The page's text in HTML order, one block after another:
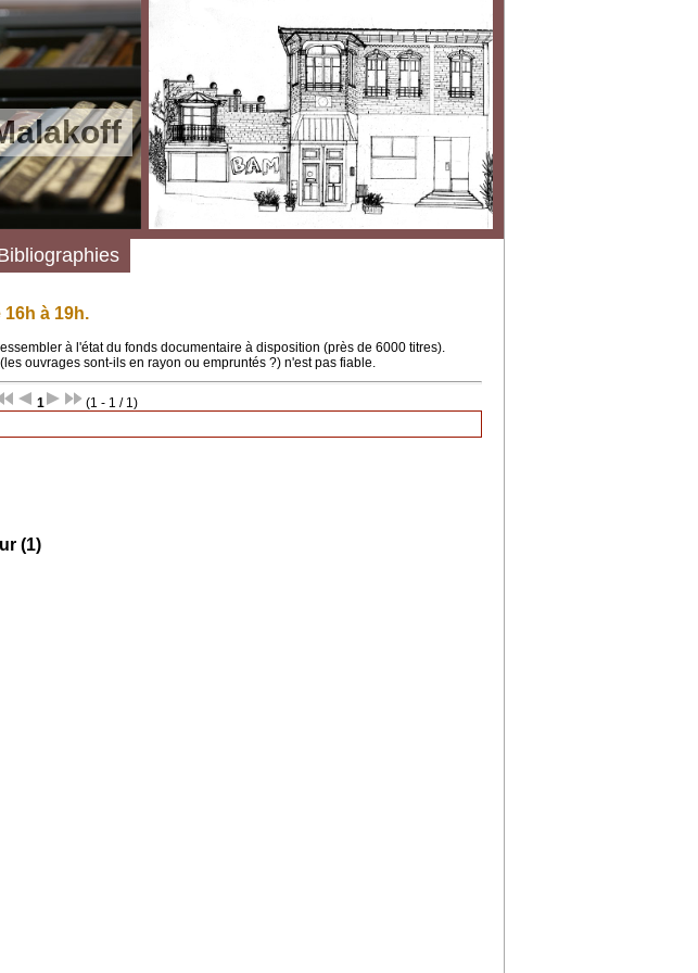
à 19h.
à l'état du fonds documentaire à disposition (près de 6000 titres).
ouvrages sont-ils en rayon ou empruntés ?) n'est pas fiable.
1
(1 - 1 / 1)
(1)